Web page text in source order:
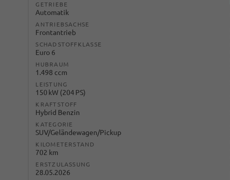
GETRIEBE
Automatik
ANTRIEBSACHSE
Frontantrieb
SCHADSTOFFKLASSE
Euro 6
HUBRAUM
1.498 ccm
LEISTUNG
150 kW (204 PS)
KRAFTSTOFF
Hybrid Benzin
KATEGORIE
SUV/Geländewagen/Pickup
KILOMETERSTAND
702 km
ERSTZULASSUNG
28.05.2026